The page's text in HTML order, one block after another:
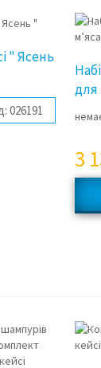
" Ясень
026191
для
3